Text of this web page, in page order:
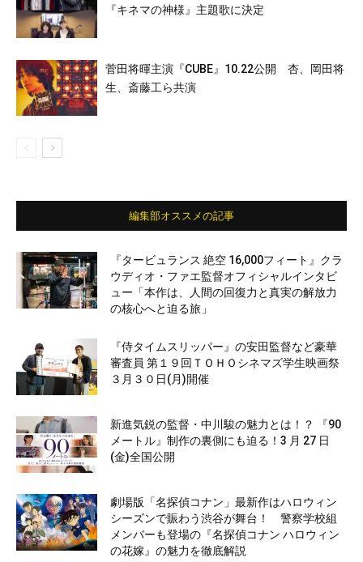
『キネマの神様』主題歌に決定
菅田将暉主演『CUBE』10.22公開 杏、岡田将
生、斎藤工ら共演
編集部オススメの記事
『タービュランス 絶空 16,000フィート』クラ
ウディオ・ファエ監督オフィシャルインタビ
ュー「本作は、人間の回復力と真実の解放力
の核心へと迫る旅」
『侍タイムスリッパー』の安田監督など豪華
審査員 第１９回ＴＯＨＯシネマズ学生映画祭
３月３０日(月)開催
新進気鋭の監督・中川駿の魅力とは！？ 『90
メートル』制作の裏側にも迫る！3 月 27 日
(金)全国公開
劇場版「名探偵コナン」最新作はハロウィン
シーズンで賑わう渋谷が舞台！ 警察学校組
メンバーも登場の『名探偵コナン ハロウィン
の花嫁』の魅力を徹底解説